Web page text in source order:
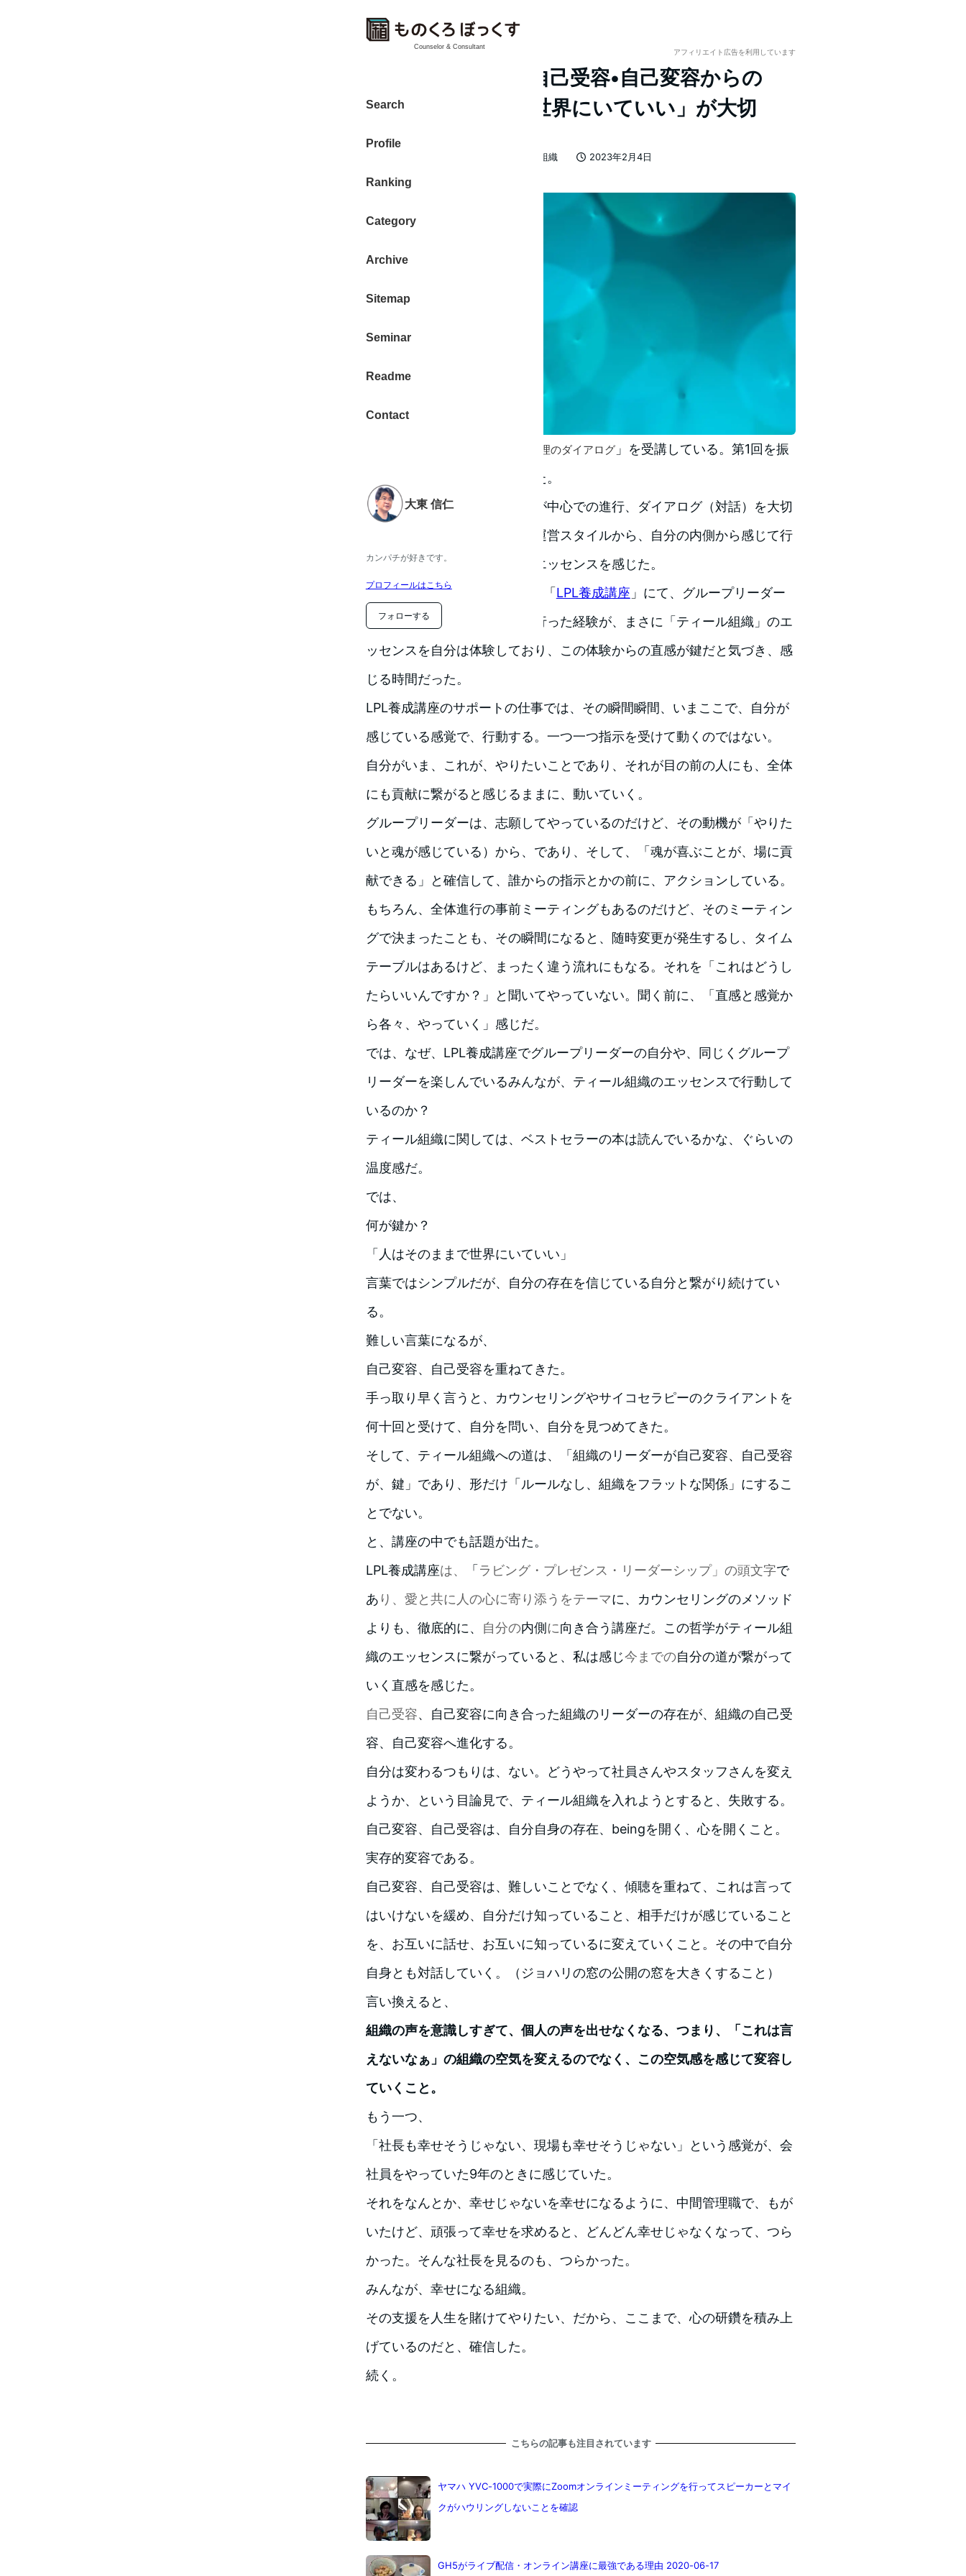
Counselor & Consultant
Search
Profile
Ranking
Category
Archive
Sitemap
Seminar
Readme
Contact
大東 信仁
カンパチが好きです。
プロフィールはこちら
フォローする
アフィリエイト広告を利用しています
ティール組織は、自己受容•自己変容からの
「人はそのままで世界にいていい」が大切
2023年2月4日
者
ティール組織
ティール組織とソース原理のダイアログ」を受講している。第1回を振
り返り、自分の言葉でまとめた。
今回は、ティール組織の話題が中心での進行、ダイアログ（対話）を大切
にした講座と感じる。講座の運営スタイルから、自分の内側から感じて行
動を起こす、ティール組織のエッセンスを感じた。
2022年 岡部あけみさん主宰の「 LPL養成講座 」にて、グループリーダー
にて、運営サポートの仕事を行った経験が、まさに「ティール組織」のエ
ッセンスを自分は体験しており、この体験からの直感が鍵だと気づき、感
じる時間だった。
LPL養成講座のサポートの仕事では、その瞬間瞬間、いまここで、自分が
感じている感覚で、行動する。一つ一つ指示を受けて動くのではない。
自分がいま、これが、やりたいことであり、それが目の前の人にも、全体
にも貢献に繋がると感じるままに、動いていく。
グループリーダーは、志願してやっているのだけど、その動機が「やりた
いと魂が感じている）から、であり、そして、「魂が喜ぶことが、場に貢
献できる」と確信して、誰からの指示とかの前に、アクションしている。
もちろん、全体進行の事前ミーティングもあるのだけど、そのミーティン
グで決まったことも、その瞬間になると、随時変更が発生するし、タイム
テーブルはあるけど、まったく違う流れにもなる。それを「これはどうし
たらいいんですか？」と聞いてやっていない。聞く前に、「直感と感覚か
ら各々、やっていく」感じだ。
では、なぜ、LPL養成講座でグループリーダーの自分や、同じくグループ
リーダーを楽しんでいるみんなが、ティール組織のエッセンスで行動して
いるのか？
ティール組織に関しては、ベストセラーの本は読んでいるかな、ぐらいの
温度感だ。
では、
何が鍵か？
「人はそのままで世界にいていい」
言葉ではシンプルだが、自分の存在を信じている自分と繋がり続けてい
る。
難しい言葉になるが、
自己変容、自己受容を重ねてきた。
手っ取り早く言うと、カウンセリングやサイコセラピーのクライアントを
何十回と受けて、自分を問い、自分を見つめてきた。
そして、ティール組織への道は、「組織のリーダーが自己変容、自己受容
が、鍵」であり、形だけ「ルールなし、組織をフラットな関係」にするこ
とでない。
と、講座の中でも話題が出た。
LPL養成講座は、 「 ラビング・プレゼンス・リーダーシップ」の頭文字で
あ り、愛と共に人の心に寄り添うをテーマに、カウンセリングのメソッド
よりも、徹底的に、
自分の内側に向き合う講座だ。この哲学がティール組
織のエッセンスに繋がっていると、私は感じ今までの自分の道が繋がって
いく直感を感じた。
自己受容、自己変容に向き合った組織のリーダーの存在が、組織の自己受
容、自己変容へ進化する。
自分は変わるつもりは、ない。どうやって社員さんやスタッフさんを変え
ようか、という目論見で、ティール組織を入れようとすると、失敗する。
自己変容、自己受容は、自分自身の存在、beingを開く、心を開くこと。
実存的変容である。
自己変容、自己受容は、難しいことでなく、傾聴を重ねて、これは言って
はいけないを緩め、自分だけ知っていること、相手だけが感じていること
を、お互いに話せ、お互いに知っているに変えていくこと。その中で自分
自身とも対話していく。（ジョハリの窓の公開の窓を大きくすること）
言い換えると、
組織の声を意識しすぎて、個人の声を出せなくなる、つまり、「これは言
えないなぁ」の組織の空気を変えるのでなく、この空気感を感じて変容し
ていくこと。
もう一つ、
「社長も幸せそうじゃない、現場も幸せそうじゃない」という感覚が、会
社員をやっていた9年のときに感じていた。
それをなんとか、幸せじゃないを幸せになるように、中間管理職で、もが
いたけど、頑張って幸せを求めると、どんどん幸せじゃなくなって、つら
かった。そんな社長を見るのも、つらかった。
みんなが、幸せになる組織。
その支援を人生を賭けてやりたい、だから、ここまで、心の研鑽を積み上
げているのだと、確信した。
続く。
こちらの記事も注目されています
ヤマハ YVC-1000で実際にZoomオンラインミーティングを行ってスピーカーとマイ
クがハウリングしないことを確認
GH5がライブ配信・オンライン講座に最強である理由 2020-06-17